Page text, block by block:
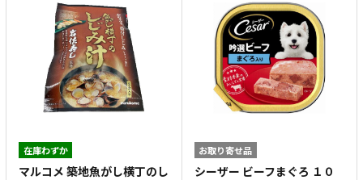
在庫わずか
マルコメ 築地魚がし横丁のし
お取り寄せ品
シーザー ビーフまぐろ １０